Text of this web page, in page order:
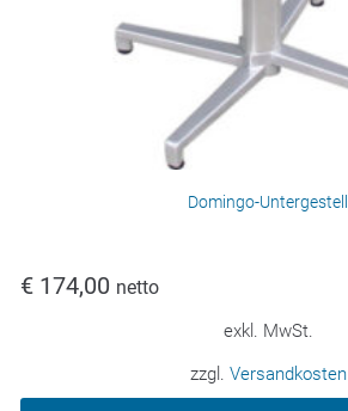
Domingo-Untergestell
€ 174,00 netto
exkl. MwSt.
zzgl. Versandkosten